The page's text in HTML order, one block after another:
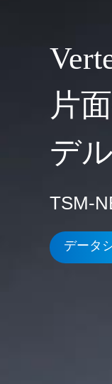
片
デル
TSM-
データ